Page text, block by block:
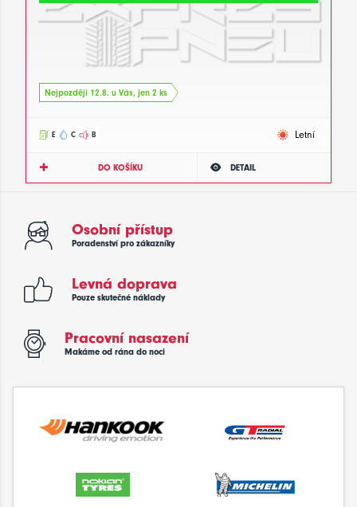
Nejpozději 12.8. u Vás, jen 2 ks
E C B Letní
DO KOŠÍKU DETAIL
Osobní přístup
Poradenství pro zákazníky
Levná doprava
Pouze skutečné náklady
Pracovní nasazení
Makáme od rána do noci